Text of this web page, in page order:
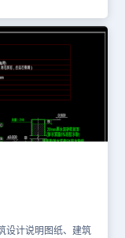
网进行学习。本图
设计说明图纸、建筑